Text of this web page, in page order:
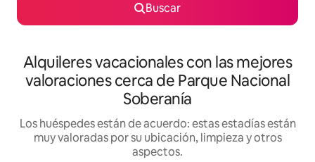
Buscar
Alquileres vacacionales con las mejores
valoraciones cerca de Parque Nacional
Soberanía
Los huéspedes están de acuerdo: estas estadías están
muy valoradas por su ubicación, limpieza y otros
aspectos.